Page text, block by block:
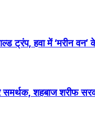
ट्रंप, हवा में ‘मरीन
शहबाज शरीफ